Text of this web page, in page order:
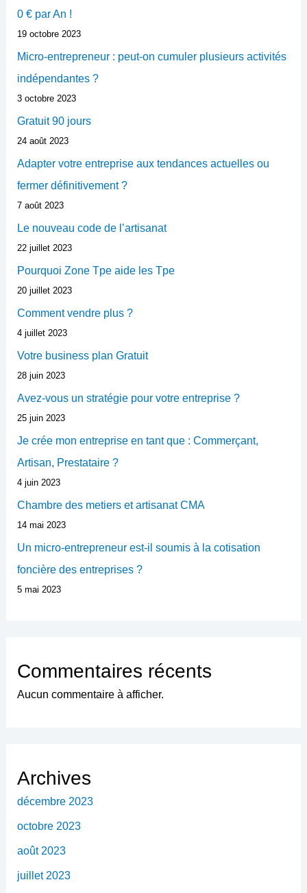
0 € par An !
19 octobre 2023
Micro-entrepreneur : peut-on cumuler plusieurs activités
indépendantes ?
3 octobre 2023
Gratuit 90 jours
24 août 2023
Adapter votre entreprise aux tendances actuelles ou
fermer définitivement ?
7 août 2023
Le nouveau code de l’artisanat
22 juillet 2023
Pourquoi Zone Tpe aide les Tpe
20 juillet 2023
Comment vendre plus ?
4 juillet 2023
Votre business plan Gratuit
28 juin 2023
Avez-vous un stratégie pour votre entreprise ?
25 juin 2023
Je crée mon entreprise en tant que : Commerçant,
Artisan, Prestataire ?
4 juin 2023
Chambre des metiers et artisanat CMA
14 mai 2023
Un micro-entrepreneur est-il soumis à la cotisation
foncière des entreprises ?
5 mai 2023
Commentaires récents
Aucun commentaire à afficher.
Archives
décembre 2023
octobre 2023
août 2023
juillet 2023